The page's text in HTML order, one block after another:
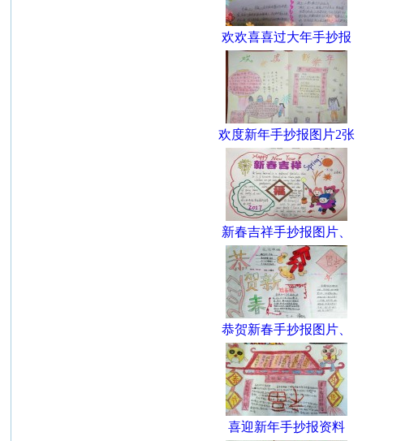
欢欢喜喜过大年手抄报
欢度新年手抄报图片2张
新春吉祥手抄报图片、
恭贺新春手抄报图片、
喜迎新年手抄报资料